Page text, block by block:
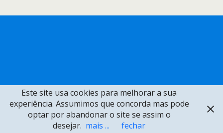
Este site usa cookies para melhorar a sua
experiência. Assumimos que concorda mas pode
optar por abandonar o site se assim o
desejar. mais ... fechar